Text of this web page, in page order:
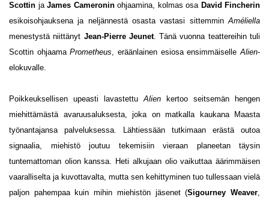
Scottin ja James Cameronin ohjaamina, kolmas osa David Fincherin
esikoisohjauksena ja neljännestä osasta vastasi sittemminAméliella
menestystä niittänyt Jean-Pierre Jeunet. Tänä vuonna teattereihin tuli
Scottin ohjaamaPrometheus, eräänlainen esiosa ensimmäiselleAlien-
elokuvalle.
Poikkeuksellisen upeasti lavastettuAlien
kertoo seitsemän hengen
miehittämästä avaruusaluksesta, joka on matkalla kaukana Maasta
työnantajansa palveluksessa. Lähtiessään tutkimaan erästä outoa
signaalia, miehistö joutuu tekemisiin vieraan planeetan täysin
tuntemattoman olion kanssa. Heti alkujaan olio vaikuttaa äärimmäisen
vaaralliselta ja kuvottavalta, mutta sen kehittyminen tuo tullessaan vielä
paljon pahempaa kuin mihin miehistön jäsenet (Sigourney Weaver,